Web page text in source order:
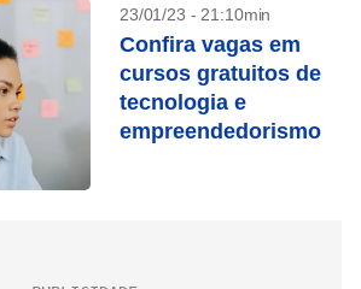
23/01/23 - 21:10min
Confira vagas em
cursos gratuitos de
tecnologia e
empreendedorismo